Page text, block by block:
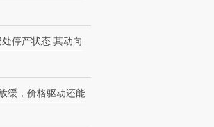
停产状态 其动向
缓，价格驱动还能